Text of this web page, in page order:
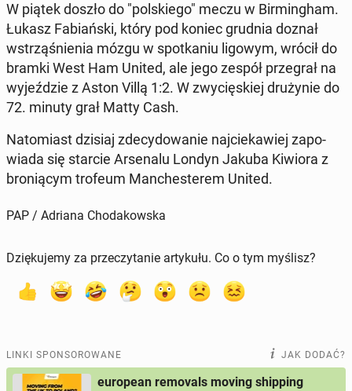
W piątek doszło do "pol­skie­go" meczu w Bir­ming­ham.
Łukasz Fa­biań­ski, który pod koniec grudnia doznał
wstrzą­śnie­nia mózgu w spo­tka­niu ligowym, wrócił do
bramki West Ham United, ale jego zespół prze­grał na
wy­jeź­dzie z Aston Villą 1:2. W zwy­cię­skiej dru­ży­nie do
72. minuty grał Matty Cash.
Na­to­miast dzisiaj zde­cy­do­wa­nie naj­cie­ka­wiej za­po­
wia­da się starcie Ar­se­na­lu Londyn Jakuba Kiwiora z
bro­nią­cym trofeum Man­che­ste­rem United.
PAP / Adriana Chodakowska
Dziękujemy za przeczytanie artykułu. Co o tym myślisz?
LINKI SPONSOROWANE JAK DODAĆ?
european removals moving shipping